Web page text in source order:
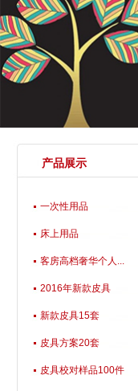
产品展示
一次性用品
床上用品
客房高档奢华个人...
2016年新款皮具
新款皮具15套
皮具方案20套
皮具校对样品100件